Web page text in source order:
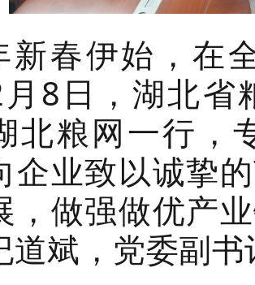
新春伊始，在
8日，湖北省
北粮网一行，
企业致以诚挚
，做强做优产
道斌，党委副